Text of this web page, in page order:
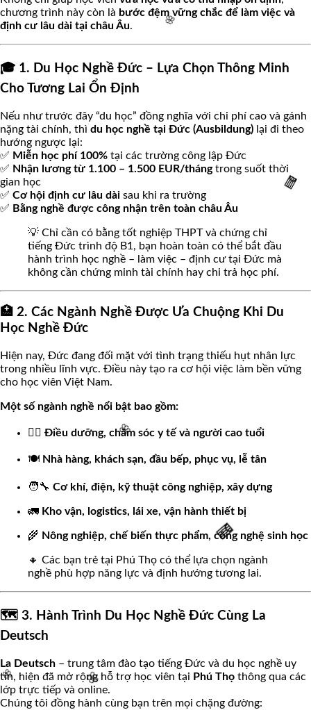
🧧
chương trình này còn là bước đệm vững chắc để làm việc và
định cư lâu dài tại châu Âu.
🎓 1. Du Học Nghề Đức – Lựa Chọn Thông Minh
Cho Tương Lai Ổn Định
Nếu như trước đây “du học” đồng nghĩa với chi phí cao và gánh
nặng tài chính, thì du học nghề tại Đức (Ausbildung) lại đi theo
hướng ngược lại:
✅ Miễn học phí 100% tại các trường công lập Đức
✅ Nhận lương từ 1.100 – 1.500 EUR/thángtrong suốt thời
gian học
✅ Cơ hội định cư lâu dài sau khi ra trường
✅ Bằng nghề được công nhận trên toàn châu Âu
💡 Chỉ cần có bằng tốt nghiệp THPT và chứng chỉ
tiếng Đức trình độ B1, bạn hoàn toàn có thể bắt đầu
hành trình học nghề – làm việc – định cư tại Đức mà
không cần chứng minh tài chính hay chi trả học phí.
🏥 2. Các Ngành Nghề Được Ưa Chuộng Khi Du
Học Nghề Đức
Hiện nay, Đức đang đối mặt với tình trạng thiếu hụt nhân lực
trong nhiều lĩnh vực. Điều này tạo ra cơ hội việc làm bền vững
cho học viên Việt Nam.
Một số ngành nghề nổi bật bao gồm:
Điều dưỡng, chăm sóc y tế và người cao tuổi
🍽️ Nhà hàng, khách sạn, đầu bếp, phục vụ, lễ tân
🧑‍🔧 Cơ khí, điện, kỹ thuật công nghiệp, xây dựng
🚛 Kho vận, logistics, lái xe, vận hành thiết bị
🌾 Nông nghiệp, chế biến thực phẩm, công nghệ sinh học
🔸 Các bạn trẻ tại Phú Thọ có thể lựa chọn ngành
nghề phù hợp năng lực và định hướng tương lai.
🗺️ 3. Hành Trình Du Học Nghề Đức Cùng La
Deutsch
La Deutsch – trung tâm đào tạo tiếng Đức và du học nghề uy
tín, hiện đã mở rộng hỗ trợ học viên tại Phú Thọ thông qua các
lớp trực tiếp và online.
Chúng tôi đồng hành cùng bạn trên mọi chặng đường: